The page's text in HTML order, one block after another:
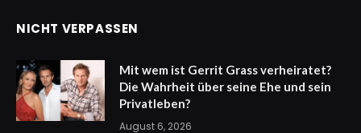
NICHT VERPASSEN
Mit wem ist Gerrit Grass verheiratet?
Die Wahrheit über seine Ehe und sein
Privatleben?
August 6, 2026